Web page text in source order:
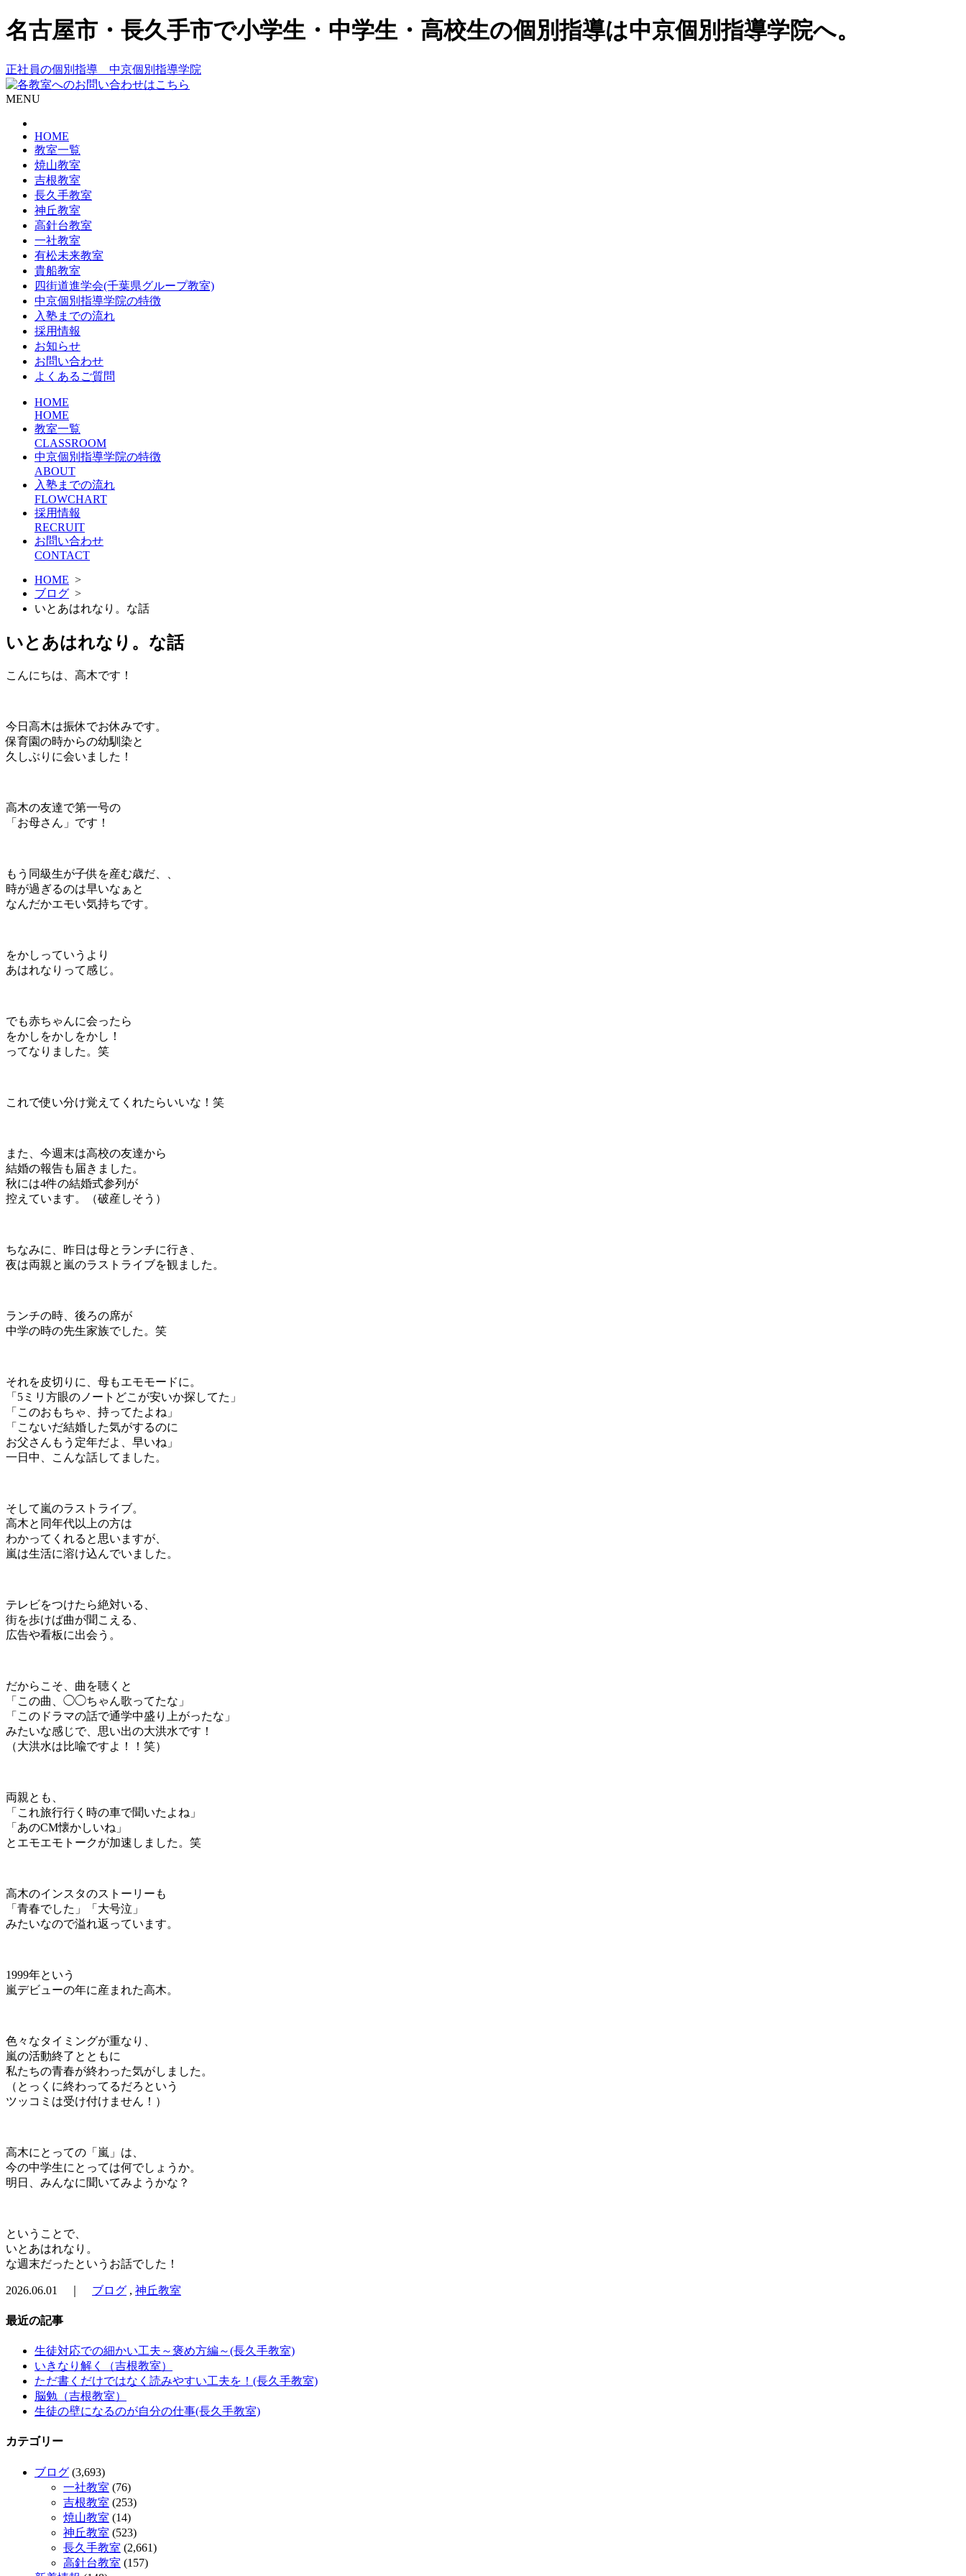
名古屋市・長久手市で小学生・中学生・高校生の個別指導は中京個別指導学院へ。
正社員の個別指導 中京個別指導学院
MENU
HOME
教室一覧
焼山教室
吉根教室
長久手教室
神丘教室
高針台教室
一社教室
有松未来教室
貴船教室
四街道進学会(千葉県グループ教室)
中京個別指導学院の特徴
入塾までの流れ
採用情報
お知らせ
お問い合わせ
よくあるご質問
HOME
HOME
教室一覧
CLASSROOM
中京個別指導学院の特徴
ABOUT
入塾までの流れ
FLOWCHART
採用情報
RECRUIT
お問い合わせ
CONTACT
HOME >
ブログ >
いとあはれなり。な話
いとあはれなり。な話
こんにちは、高木です！
今日高木は振休でお休みです。
保育園の時からの幼馴染と
久しぶりに会いました！
高木の友達で第一号の
「お母さん」です！
もう同級生が子供を産む歳だ、、
時が過ぎるのは早いなぁと
なんだかエモい気持ちです。
をかしっていうより
あはれなりって感じ。
でも赤ちゃんに会ったら
をかしをかしをかし！
ってなりました。笑
これで使い分け覚えてくれたらいいな！笑
また、今週末は高校の友達から
結婚の報告も届きました。
秋には4件の結婚式参列が
控えています。（破産しそう）
ちなみに、昨日は母とランチに行き、
夜は両親と嵐のラストライブを観ました。
ランチの時、後ろの席が
中学の時の先生家族でした。笑
それを皮切りに、母もエモモードに。
「5ミリ方眼のノートどこが安いか探してた」
「このおもちゃ、持ってたよね」
「こないだ結婚した気がするのに
お父さんもう定年だよ、早いね」
一日中、こんな話してました。
そして嵐のラストライブ。
高木と同年代以上の方は
わかってくれると思いますが、
嵐は生活に溶け込んでいました。
テレビをつけたら絶対いる、
街を歩けば曲が聞こえる、
広告や看板に出会う。
だからこそ、曲を聴くと
「この曲、◯◯ちゃん歌ってたな」
「このドラマの話で通学中盛り上がったな」
みたいな感じで、思い出の大洪水です！
（大洪水は比喩ですよ！！笑）
両親とも、
「これ旅行行く時の車で聞いたよね」
「あのCM懐かしいね」
とエモエモトークが加速しました。笑
高木のインスタのストーリーも
「青春でした」「大号泣」
みたいなので溢れ返っています。
1999年という
嵐デビューの年に産まれた高木。
色々なタイミングが重なり、
嵐の活動終了とともに
私たちの青春が終わった気がしました。
（とっくに終わってるだろという
ツッコミは受け付けません！）
高木にとっての「嵐」は、
今の中学生にとっては何でしょうか。
明日、みんなに聞いてみようかな？
ということで、
いとあはれなり。
な週末だったというお話でした！
2026.06.01 ｜ ブログ , 神丘教室
最近の記事
生徒対応での細かい工夫～褒め方編～(長久手教室)
いきなり解く（吉根教室）
ただ書くだけではなく読みやすい工夫を！(長久手教室)
脳勉（吉根教室）
生徒の壁になるのが自分の仕事(長久手教室)
カテゴリー
ブログ (3,693)
一社教室 (76)
吉根教室 (253)
焼山教室 (14)
神丘教室 (523)
長久手教室 (2,661)
高針台教室 (157)